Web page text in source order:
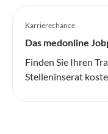
Karrierechance
Das medonline
Finden Sie Ihren
Stelleninserat